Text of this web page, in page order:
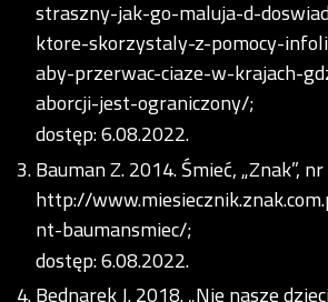
straszny-jak-go-maluja-d-
ktore-skorzystaly-z-pomocy-
aby-przerwac-ciaze-w-krajach-
aborcji-jest-ograniczony/;
dostęp: 6.08.2022.
Bauman Z. 2014. Śmieć, „Znak”,
http://
nt-baumansmiec/;
dostęp: 6.08.2022.